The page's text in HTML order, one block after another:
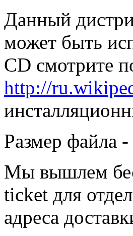
Данный
может быть
CD смотрите
http://
Размер файла
Мы вышлем
ticket для
адреса